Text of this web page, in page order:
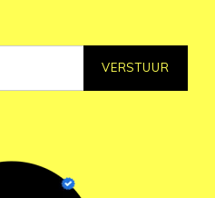
VERSTUUR